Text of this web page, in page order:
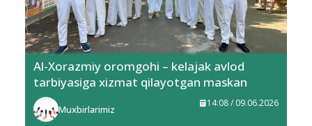
Al-Xorazmiy oromgohi – kelajak avlod
tarbiyasiga xizmat qilayotgan maskan
Muxbirlarimiz
14:08 / 09.06.2026